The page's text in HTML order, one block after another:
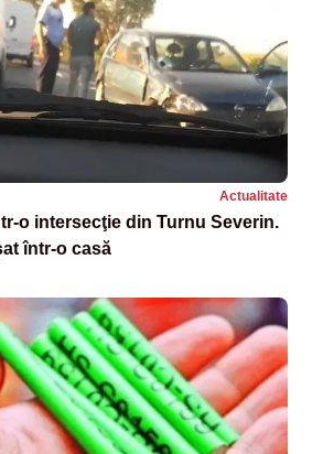
Actualitate
o intersecţie din Turnu Severin.
într-o casă